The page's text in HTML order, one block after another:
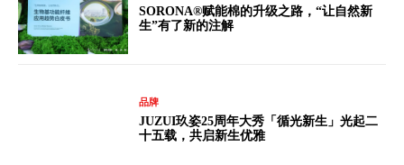
SORONA®赋能棉的升级之路，“让自然新
生”有了新的注解
品牌
JUZUI玖姿25周年大秀「循光新生」光起二
十五载，共启新生优雅